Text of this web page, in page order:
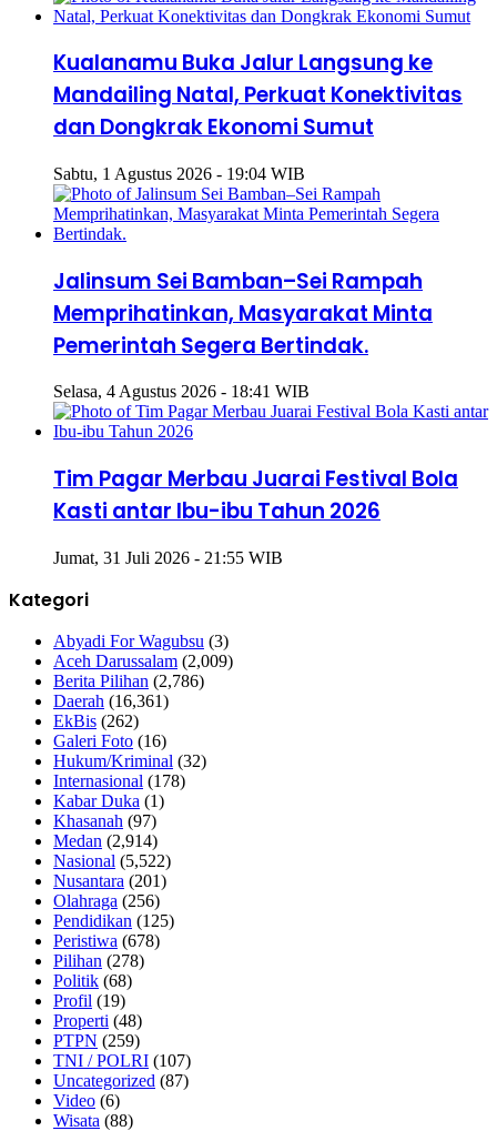
Kualanamu Buka Jalur Langsung ke
Mandailing Natal, Perkuat Konektivitas
dan Dongkrak Ekonomi Sumut
Sabtu, 1 Agustus 2026 - 19:04 WIB
Jalinsum Sei Bamban–Sei Rampah
Memprihatinkan, Masyarakat Minta
Pemerintah Segera Bertindak.
Selasa, 4 Agustus 2026 - 18:41 WIB
Tim Pagar Merbau Juarai Festival Bola
Kasti antar Ibu-ibu Tahun 2026
Jumat, 31 Juli 2026 - 21:55 WIB
Kategori
Abyadi For Wagubsu (3)
Aceh Darussalam (2,009)
Berita Pilihan (2,786)
Daerah (16,361)
EkBis (262)
Galeri Foto (16)
Hukum/Kriminal (32)
Internasional (178)
Kabar Duka (1)
Khasanah (97)
Medan (2,914)
Nasional (5,522)
Nusantara (201)
Olahraga (256)
Pendidikan (125)
Peristiwa (678)
Pilihan (278)
Politik (68)
Profil (19)
Properti (48)
PTPN (259)
TNI / POLRI (107)
Uncategorized (87)
Video (6)
Wisata (88)